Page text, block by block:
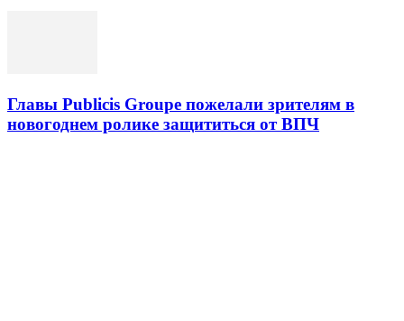
Главы Publicis Groupe пожелали зрителям в
новогоднем ролике защититься от ВПЧ